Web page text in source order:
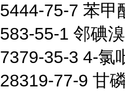
5444-75-7 苯甲
583-55-1 邻碘
7379-35-3 4-氯
28319-77-9 甘